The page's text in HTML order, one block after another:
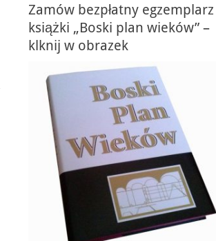
Zamów bezpłatny egzemplarz
książki „Boski plan wieków” –
klknij w obrazek